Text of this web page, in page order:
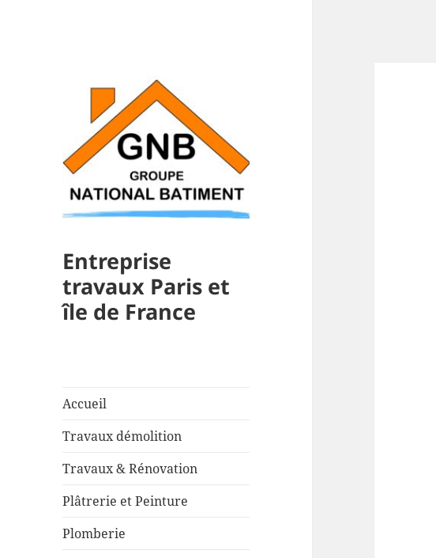
Entreprise
travaux Paris et
île de France
Accueil
Travaux démolition
Travaux & Rénovation
Plâtrerie et Peinture
Plomberie